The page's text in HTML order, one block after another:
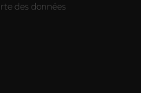
des données